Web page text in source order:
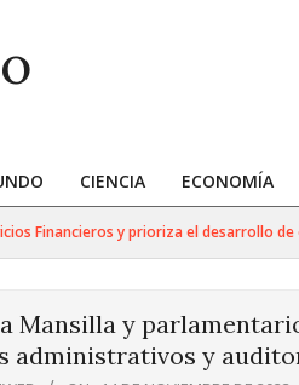
CIENCIA ECONOMÍA
y prioriza el desarrollo de esta
Mansilla y
administrativos y